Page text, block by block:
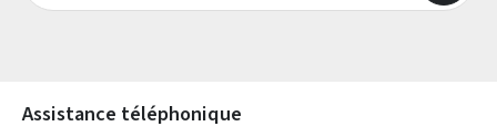
Assistance téléphonique